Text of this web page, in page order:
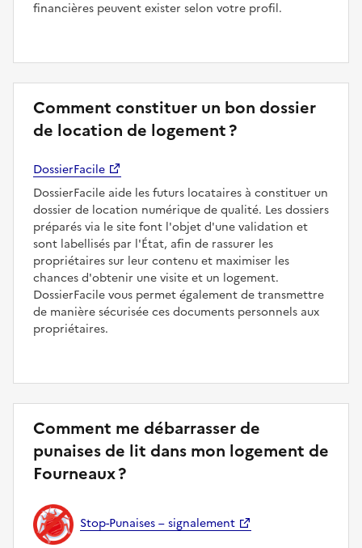
financières peuvent exister selon votre profil.
Comment constituer un bon dossier
de location de logement ?
DossierFacile
DossierFacile aide les futurs locataires à constituer un
dossier de location numérique de qualité. Les dossiers
préparés via le site font l'objet d'une validation et
sont labellisés par l'État, afin de rassurer les
propriétaires sur leur contenu et maximiser les
chances d'obtenir une visite et un logement.
DossierFacile vous permet également de transmettre
de manière sécurisée ces documents personnels aux
propriétaires.
Comment me débarrasser de
punaises de lit dans mon logement de
Fourneaux ?
Stop-Punaises – signalement